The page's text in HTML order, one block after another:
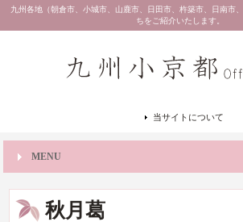
九州各地（朝倉市、小城市、山鹿市、日田市、杵築市、日南市
ちをご紹介いたします。
当サイトについて
MENU
秋月葛